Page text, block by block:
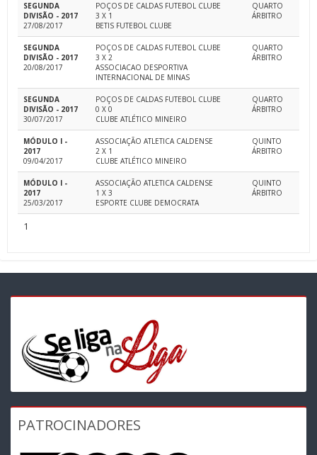
SEGUNDA
DIVISÃO - 2017
27/08/2017
POÇOS DE CALDAS FUTEBOL CLUBE
3 X 1
BETIS FUTEBOL CLUBE
QUARTO
ÁRBITRO
SEGUNDA
DIVISÃO - 2017
20/08/2017
POÇOS DE CALDAS FUTEBOL CLUBE
3 X 2
ASSOCIACAO DESPORTIVA
INTERNACIONAL DE MINAS
QUARTO
ÁRBITRO
SEGUNDA
DIVISÃO - 2017
30/07/2017
POÇOS DE CALDAS FUTEBOL CLUBE
0 X 0
CLUBE ATLÉTICO MINEIRO
QUARTO
ÁRBITRO
MÓDULO I -
2017
09/04/2017
ASSOCIAÇÃO ATLETICA CALDENSE
2 X 1
CLUBE ATLÉTICO MINEIRO
QUINTO
ÁRBITRO
MÓDULO I -
2017
25/03/2017
ASSOCIAÇÃO ATLETICA CALDENSE
1 X 3
ESPORTE CLUBE DEMOCRATA
QUINTO
ÁRBITRO
1
PATROCINADORES